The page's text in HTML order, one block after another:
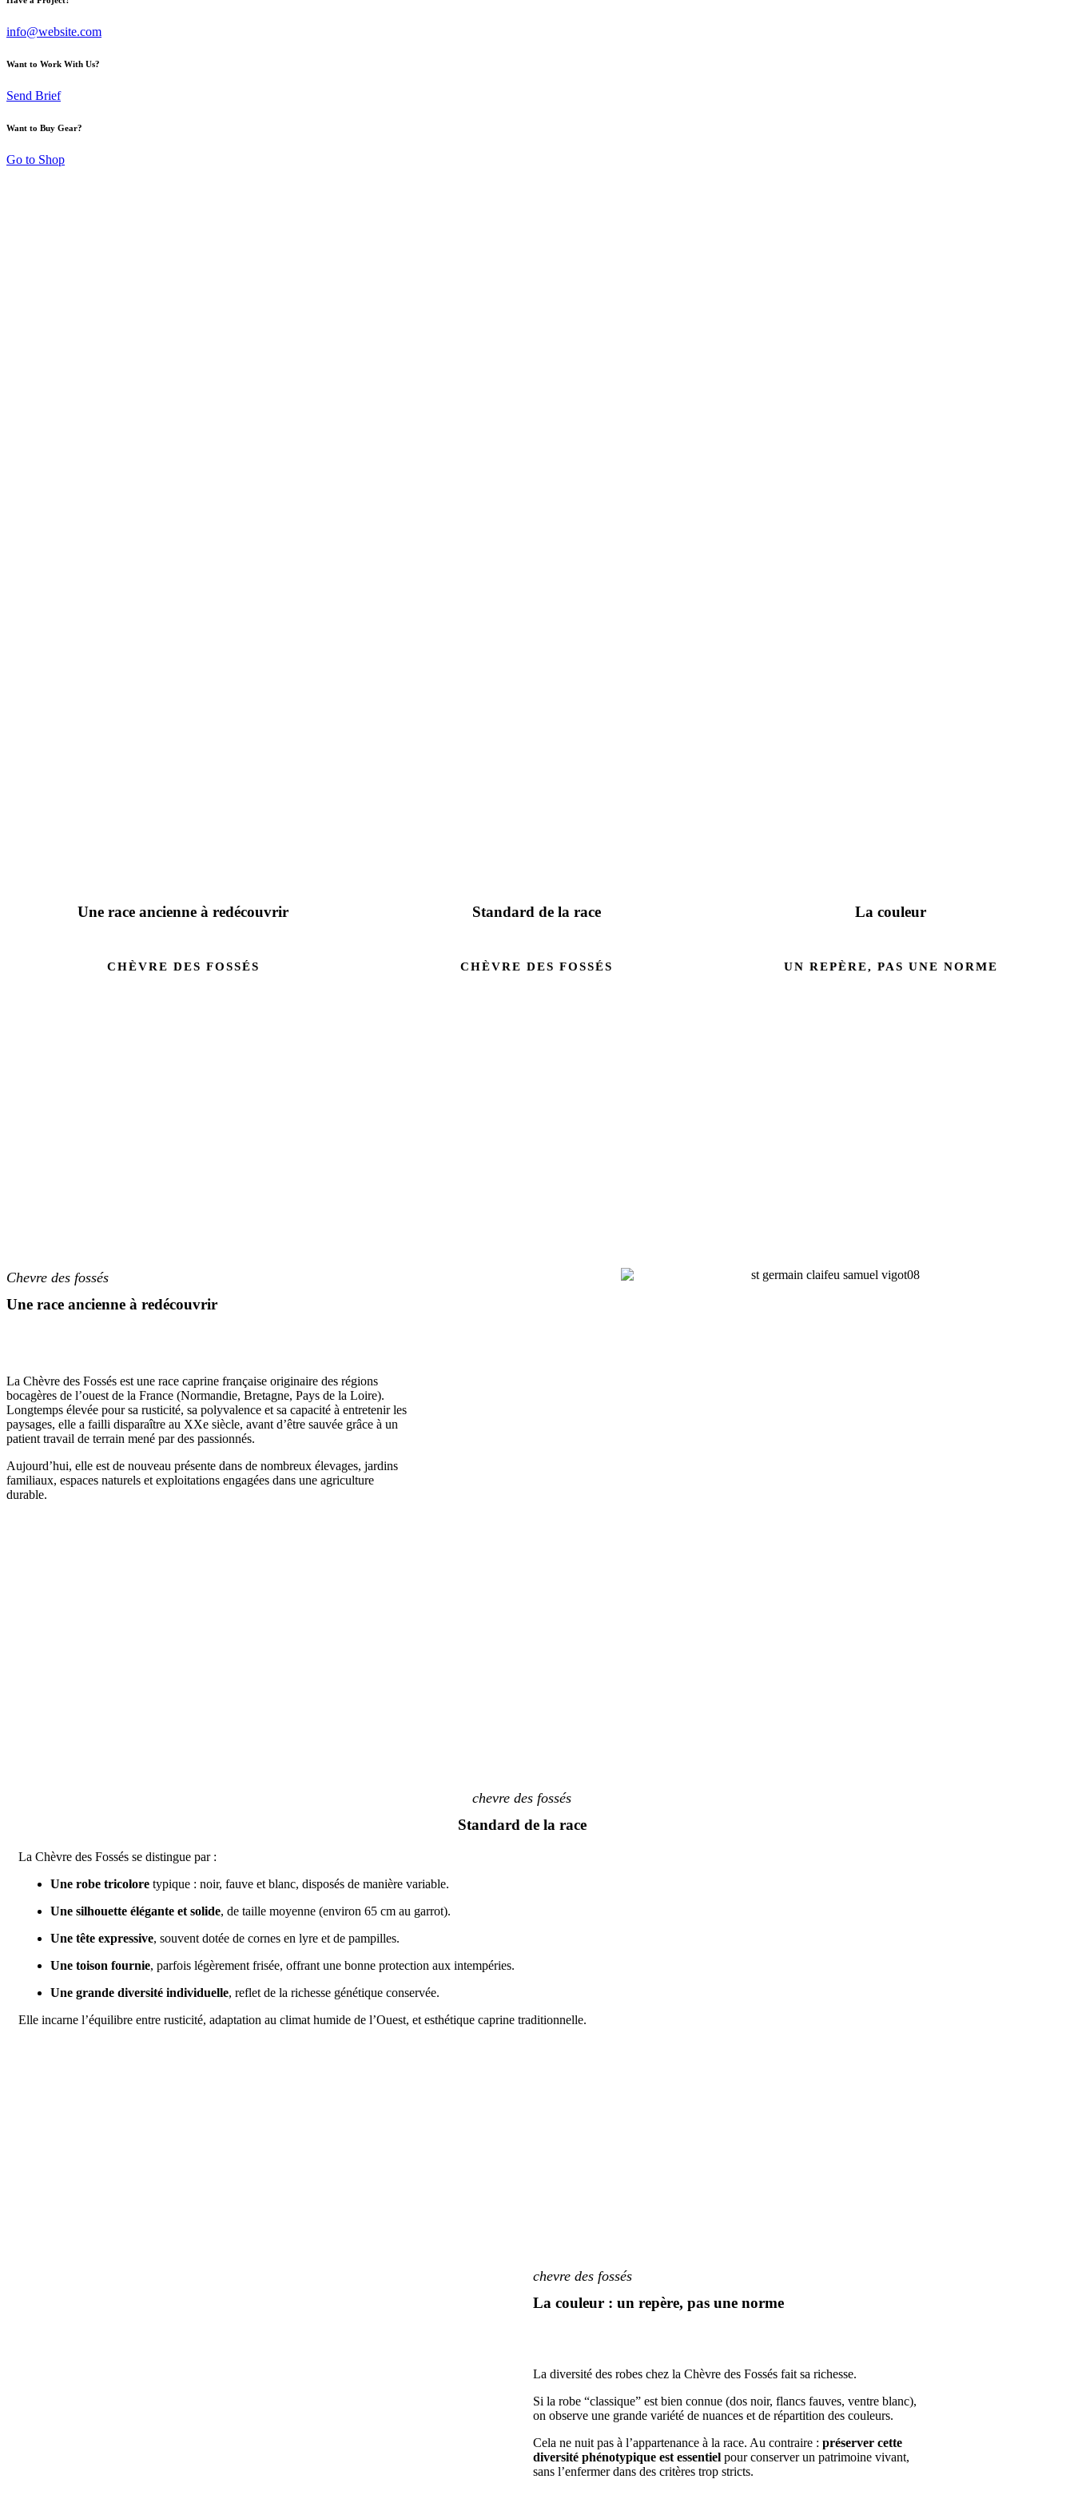
info@website.com
Want to Work With Us?
Send Brief
Want to Buy Gear?
Go to Shop
Une race ancienne à redécouvrir
CHÈVRE DES FOSSÉS
Standard de la race
CHÈVRE DES FOSSÉS
La couleur
UN REPÈRE, PAS UNE NORME
Chevre des fossés
Une race ancienne à redécouvrir
La Chèvre des Fossés est une race caprine française originaire des régions
bocagères de l’ouest de la France (Normandie, Bretagne, Pays de la Loire).
Longtemps élevée pour sa rusticité, sa polyvalence et sa capacité à entretenir les
paysages, elle a failli disparaître au XXe siècle, avant d’être sauvée grâce à un
patient travail de terrain mené par des passionnés.
Aujourd’hui, elle est de nouveau présente dans de nombreux élevages, jardins
familiaux, espaces naturels et exploitations engagées dans une agriculture
durable.
chevre des fossés
Standard de la race
La Chèvre des Fossés se distingue par :
Une robe tricolore typique : noir, fauve et blanc, disposés de manière variable.
Une silhouette élégante et solide, de taille moyenne (environ 65 cm au garrot).
Une tête expressive, souvent dotée de cornes en lyre et de pampilles.
Une toison fournie, parfois légèrement frisée, offrant une bonne protection aux intempéries.
Une grande diversité individuelle, reflet de la richesse génétique conservée.
Elle incarne l’équilibre entre rusticité, adaptation au climat humide de l’Ouest, et esthétique caprine traditionnelle.
chevre des fossés
La couleur : un repère, pas une norme
La diversité des robes chez la Chèvre des Fossés fait sa richesse.
Si la robe “classique” est bien connue (dos noir, flancs fauves, ventre blanc),
on observe une grande variété de nuances et de répartition des couleurs.
Cela ne nuit pas à l’appartenance à la race. Au contraire : préserver cette
diversité phénotypique est essentielpour conserver un patrimoine vivant,
sans l’enfermer dans des critères trop stricts.